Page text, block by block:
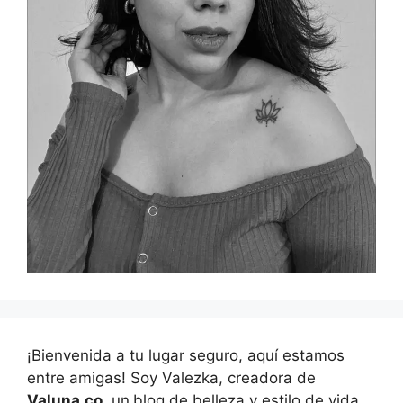
¡Bienvenida a tu lugar seguro, aquí estamos
entre amigas! Soy Valezka, creadora de